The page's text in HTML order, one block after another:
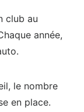
club au
année,
le nombre
en place.